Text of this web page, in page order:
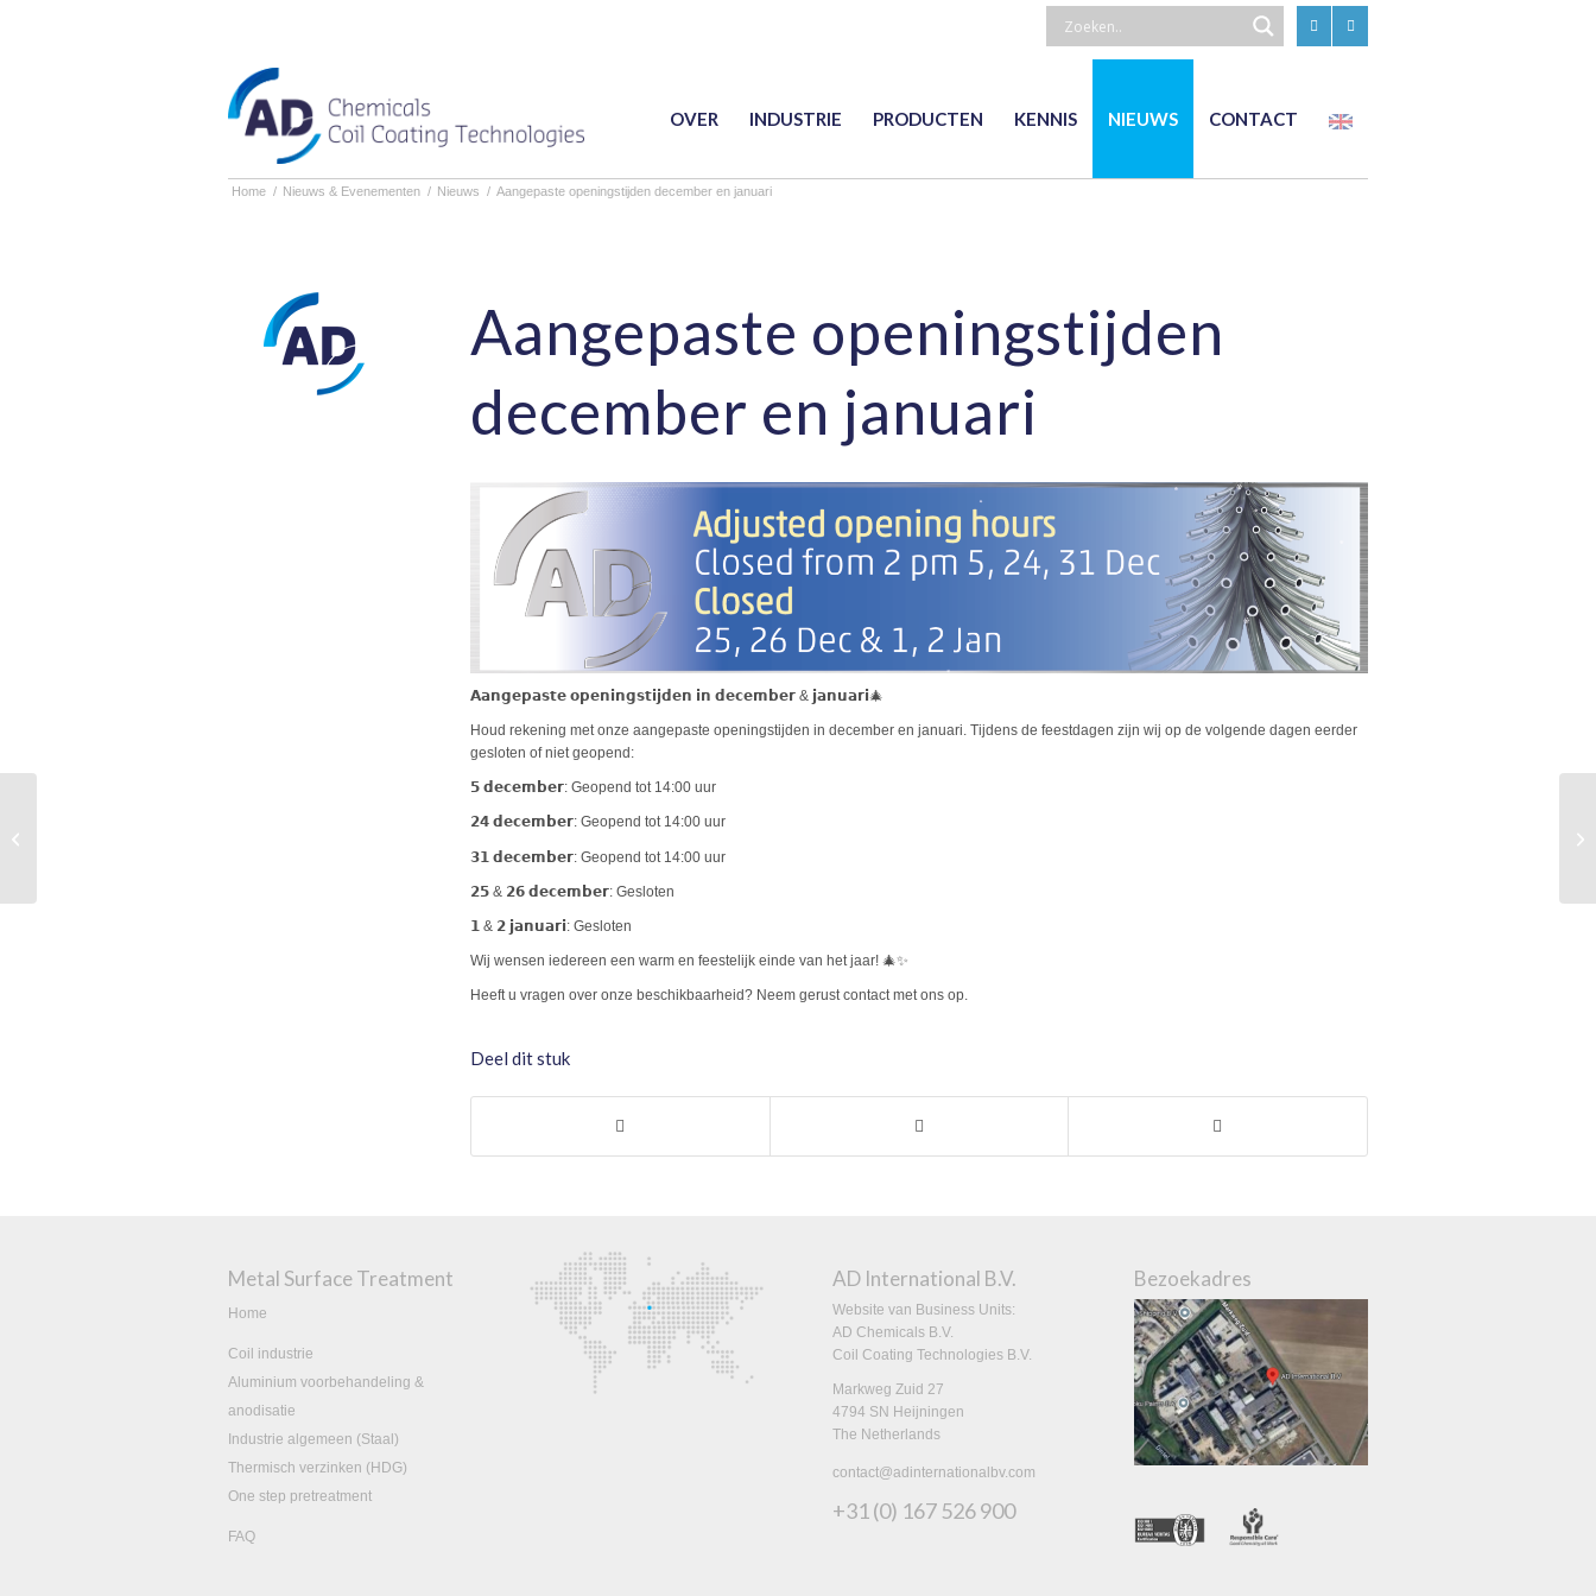
OVER INDUSTRIE PRODUCTEN KENNIS NIEUWS CONTACT EN
Home / Nieuws & Evenementen / Nieuws / Aangepaste openingstijden december en januari
Aangepaste openingstijden
december en januari
𝗔𝗮𝗻𝗴𝗲𝗽𝗮𝘀𝘁𝗲 𝗼𝗽𝗲𝗻𝗶𝗻𝗴𝘀𝘁𝗶𝗷𝗱𝗲𝗻 𝗶𝗻 𝗱𝗲𝗰𝗲𝗺𝗯𝗲𝗿 & 𝗷𝗮𝗻𝘂𝗮𝗿𝗶🎄
Houd rekening met onze aangepaste openingstijden in december en januari. Tijdens de feestdagen zijn wij op de volgende dagen eerder
gesloten of niet geopend:
𝟱 𝗱𝗲𝗰𝗲𝗺𝗯𝗲𝗿: Geopend tot 14:00 uur
𝟮𝟰 𝗱𝗲𝗰𝗲𝗺𝗯𝗲𝗿: Geopend tot 14:00 uur
𝟯𝟭 𝗱𝗲𝗰𝗲𝗺𝗯𝗲𝗿: Geopend tot 14:00 uur
𝟮𝟱 & 𝟮𝟲 𝗱𝗲𝗰𝗲𝗺𝗯𝗲𝗿: Gesloten
𝟭 & 𝟮 𝗷𝗮𝗻𝘂𝗮𝗿𝗶: Gesloten
Wij wensen iedereen een warm en feestelijk einde van het jaar! 🎄✨
Heeft u vragen over onze beschikbaarheid? Neem gerust contact met ons op.
Deel dit stuk
Metal Surface Treatment
Home
Coil industrie
Aluminium voorbehandeling &
anodisatie
Industrie algemeen (Staal)
Thermisch verzinken (HDG)
One step pretreatment
FAQ
AD International B.V.
Website van Business Units:
AD Chemicals B.V.
Coil Coating Technologies B.V.
Markweg Zuid 27
4794 SN Heijningen
The Netherlands
contact@adinternationalbv.com
+31 (0) 167 526 900
Bezoekadres